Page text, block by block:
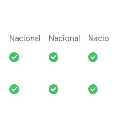
Criança Prótese
Nacional Nacional